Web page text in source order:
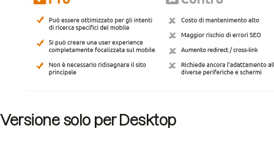
Versione solo per Desktop